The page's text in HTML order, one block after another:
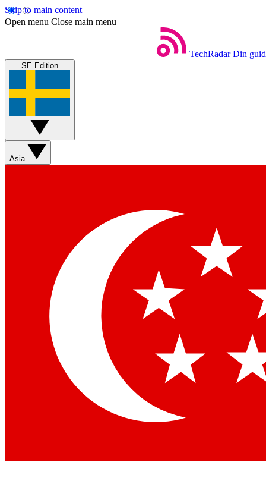
Skip to main content
Open menu Close main menu
TechRadar Din
SE Edition
Asia